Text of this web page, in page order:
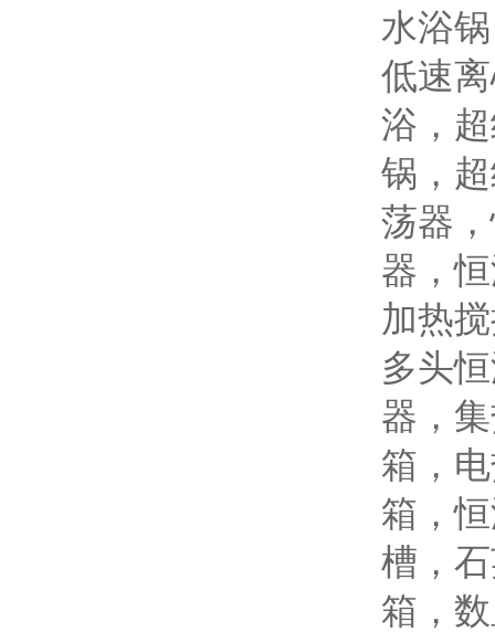
水浴
低速
浴，
锅，
荡器
器，
加热
多头
器，
箱，
箱，
槽，
箱，